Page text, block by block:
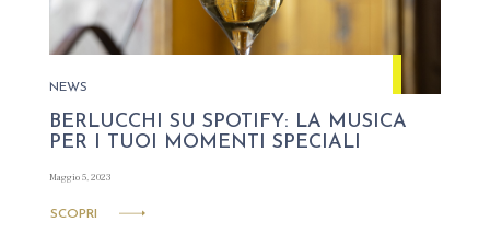
NEWS
BERLUCCHI SU SPOTIFY: LA MUSICA
PER I TUOI MOMENTI SPECIALI
Maggio 5, 2023
SCOPRI